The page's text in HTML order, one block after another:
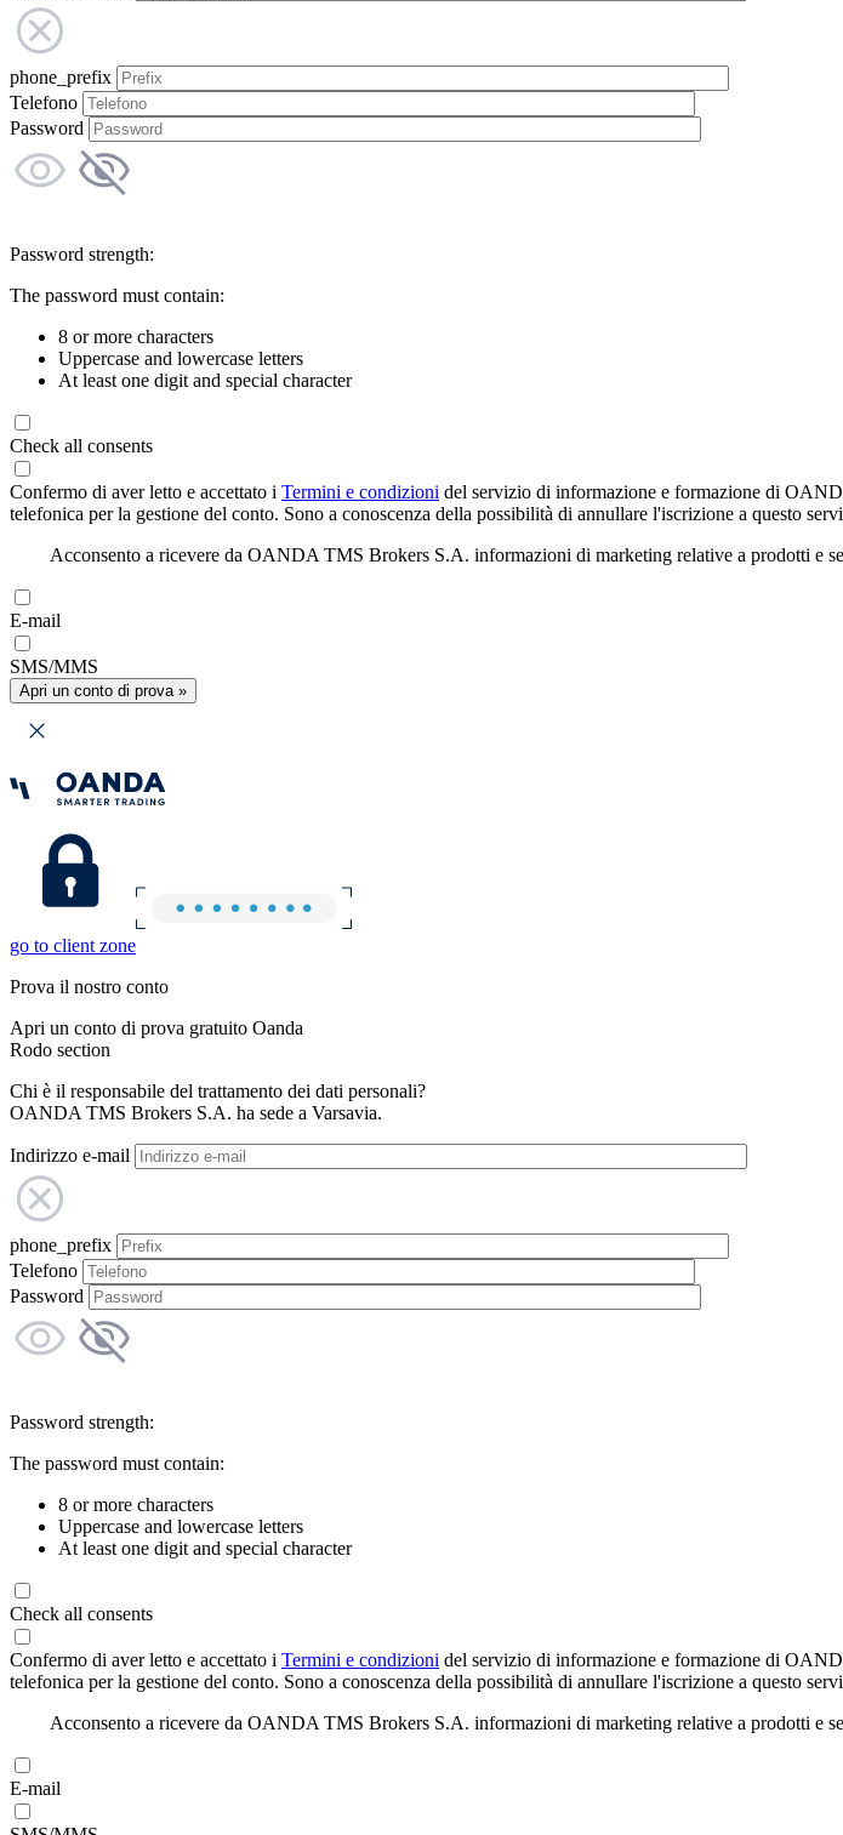
phone_prefix
Telefono
Password
Password strength:
The password must contain:
8 or more characters
Uppercase and lowercase letters
At least one digit and special character
Check all consents
Confermo di aver letto e accettato i Termini e condizioni del servizio di informazione e formazione di
telefonica per la gestione del conto. Sono a conoscenza della possibilità di annullare l'iscrizione a questo
Acconsento a ricevere da OANDA TMS Brokers S.A. informazioni di marketing relative a prodotti e
E-mail
SMS/MMS
Apri un conto di prova »
go to client zone
Prova il nostro conto
Apri un conto di prova gratuito Oanda
Rodo section
Chi è il responsabile del trattamento dei dati personali?
OANDA TMS Brokers S.A. ha sede a Varsavia.
Indirizzo e-mail
phone_prefix
Telefono
Password
Password strength:
The password must contain:
8 or more characters
Uppercase and lowercase letters
At least one digit and special character
Check all consents
Confermo di aver letto e accettato i Termini e condizioni del servizio di informazione e formazione di
telefonica per la gestione del conto. Sono a conoscenza della possibilità di annullare l'iscrizione a questo
Acconsento a ricevere da OANDA TMS Brokers S.A. informazioni di marketing relative a prodotti e
E-mail